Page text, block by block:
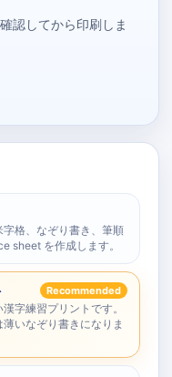
認してから印刷しま
格、なぞり書き、筆順
sheet を作成します。
Recommended
字練習プリントです。
いなぞり書きになりま